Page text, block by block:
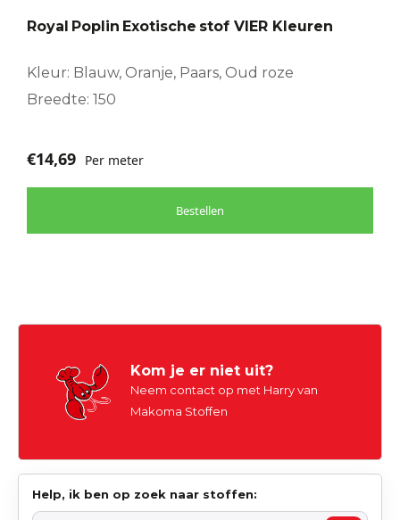
Royal Poplin Exotische stof VIER Kleuren
Kleur: Blauw, Oranje, Paars, Oud roze
Breedte: 150
€14,69 Per meter
Bestellen
kan
worden
op
Kom je er niet uit?
Neem contact op met Harry van
Makoma Stoffen
Help, ik ben op zoek naar stoffen: